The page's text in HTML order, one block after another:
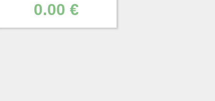
0.00 €